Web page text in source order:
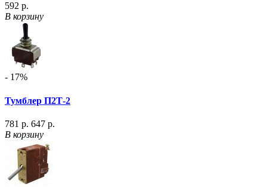
592 р.
В корзину
- 17%
Тумблер П2Т-2
781 р. 647 р.
В корзину